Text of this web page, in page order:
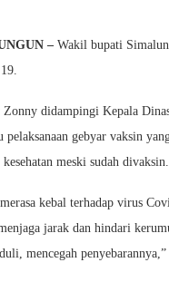
– Wakil bupati
didampingi Kepala
pelaksanaan gebyar vaksin
meski sudah divaksin.
merasa kebal terhadap virus
jarak dan hindari
mencegah